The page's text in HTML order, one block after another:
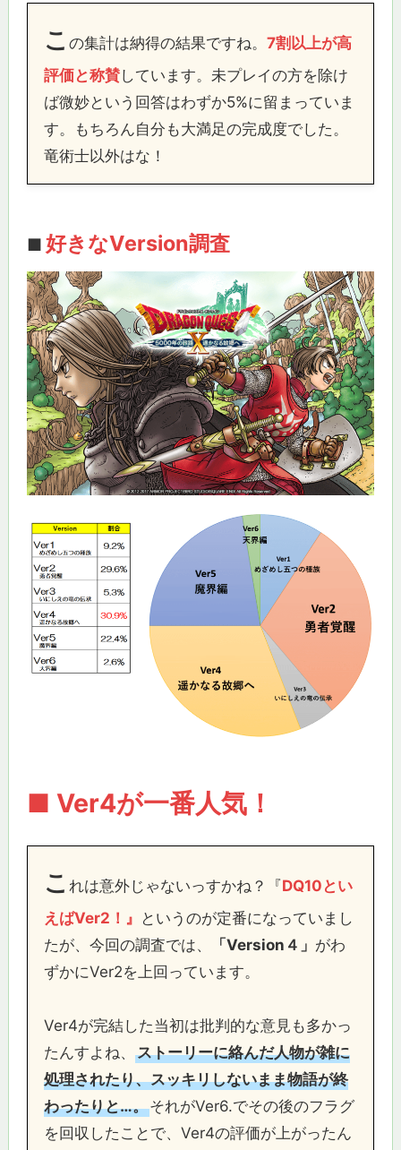
こ の集計は納得の結果ですね。 7割以上が高
評価と称賛しています。未プレイの方を除け
ば微妙という回答はわずか5%に留まっていま
す。もちろん自分も大満足の完成度でした。
竜術士以外はな！
■ 好きなVersion調査
■ Ver4が一番人気！
こ れは意外じゃないっすかね？『DQ10とい
えばVer2！』 というのが定番になっていまし
たが、今回の調査では、
「Version４」 がわ
ずかにVer2を上回っています。
Ver4が完結した当初は批判的な意見も多かっ
たんすよね、 ストーリーに絡んだ人物が雑に
処理されたり、スッキリしないまま物語が終
わったりと…。それがVer6.でその後のフラグ
を回収したことで、Ver4の評価が上がったん